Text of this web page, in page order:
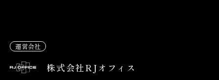
運営会社
株式会社RJオフィス